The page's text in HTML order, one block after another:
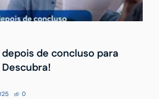
de concluso para
0